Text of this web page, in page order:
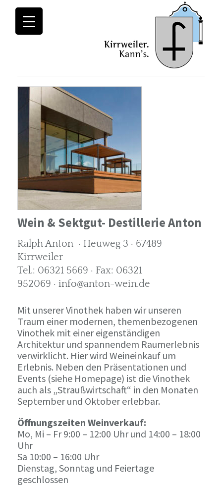
Wein & Sektgut- Destillerie Anton
Ralph Anton · Heuweg 3 · 67489
Kirrweiler
Tel.: 06321 5669 · Fax: 06321
952069 · info@anton-wein.de
Mit unserer Vinothek haben wir unseren
Traum einer modernen, themenbezogenen
Vinothek mit einer eigenständigen
Architektur und spannendem Raumerlebnis
verwirklicht. Hier wird Weineinkauf um
Erlebnis. Neben den Präsentationen und
Events (siehe Homepage) ist die Vinothek
auch als „Straußwirtschaft“ in den Monaten
September und Oktober erlebbar.
Öffnungszeiten Weinverkauf:
Mo, Mi – Fr 9:00 – 12:00 Uhr und 14:00 – 18:00
Uhr
Sa 10:00 – 16:00 Uhr
Dienstag, Sonntag und Feiertage
geschlossen